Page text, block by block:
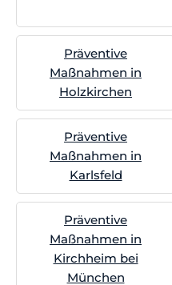
Präventive
Maßnahmen in
Holzkirchen
Präventive
Maßnahmen in
Karlsfeld
Präventive
Maßnahmen in
Kirchheim bei
München